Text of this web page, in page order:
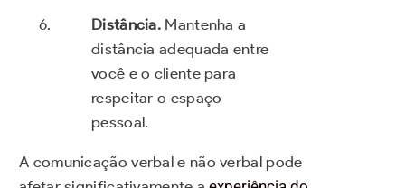
Distância. Mantenha a
distância adequada entre
você e o cliente para
respeitar o espaço
pessoal.
A comunicação verbal e não verbal pode